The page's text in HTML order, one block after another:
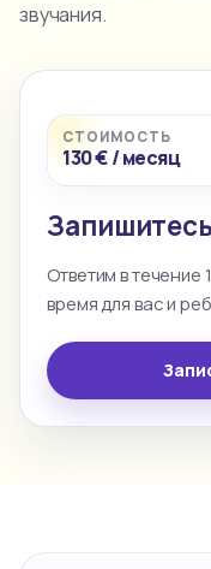
звучания.
СТОИМОСТЬ
130 € / месяц
Ответим в
время для вас и